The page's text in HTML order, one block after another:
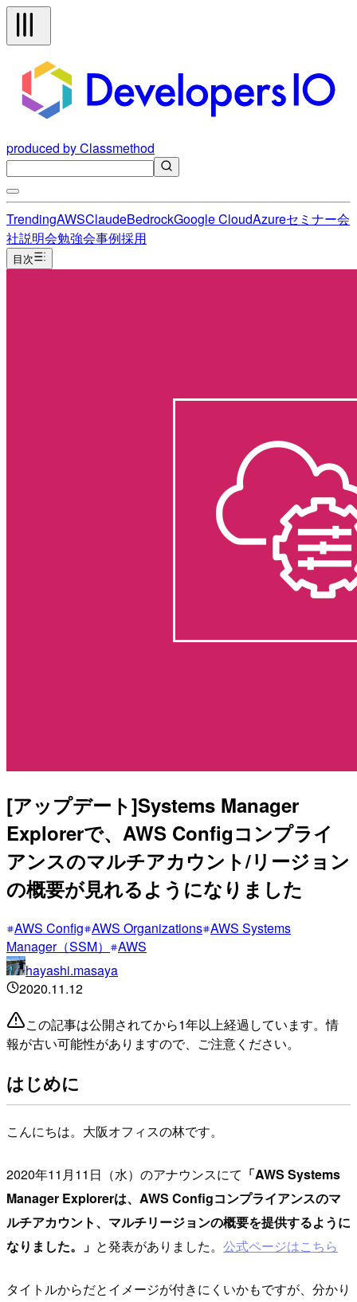
produced by Classmethod
TrendingAWSClaudeBedrockGoogle CloudAzureセミナー会
社説明会勉強会事例採用
目次
[アップデート]Systems Manager
Explorerで、AWS Configコンプライ
アンスのマルチアカウント/リージョン
の概要が見れるようになりました
AWS Config AWS Organizations AWS Systems
Manager（SSM）
AWS
hayashi.masaya
2020.11.12
この記事は公開されてから1年以上経過しています。情
報が古い可能性がありますので、ご注意ください。
はじめに
こんにちは。大阪オフィスの林です。
2020年11月11日（水）のアナウンスにて 「AWS Systems
Manager Explorerは、AWS Configコンプライアンスのマ
ルチアカウント、マルチリージョンの概要を提供するように
なりました。」 と発表がありました。 公式ページはこちら
タイトルからだとイメージが付きにくいかもですが、分かり